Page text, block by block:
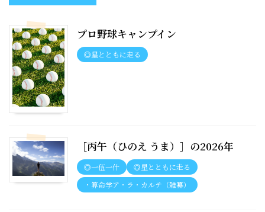
プロ野球キャンプイン
◎星とともに走る
［丙午（ひのえ うま）］の2026年
◎一伍一什
◎星とともに走る
・算命学ア・ラ・カルテ（雑纂）